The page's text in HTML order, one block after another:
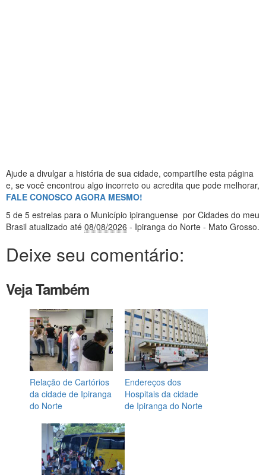
Ajude a divulgar a história de sua cidade, compartilhe esta página
e, se você encontrou algo incorreto ou acredita que pode melhorar,
FALE CONOSCO AGORA MESMO!
5 de 5 estrelas para o Município ipiranguense por Cidades do meu
Brasil atualizado até 08/08/2026 - Ipiranga do Norte - Mato Grosso.
Deixe seu comentário:
Veja Também
Relação de Cartórios
da cidade de Ipiranga
do Norte
Endereços dos
Hospitais da cidade
de Ipiranga do Norte